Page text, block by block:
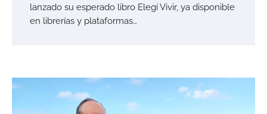
lanzado su esperado libro Elegí Vivir, ya disponible
en librerías y plataformas…